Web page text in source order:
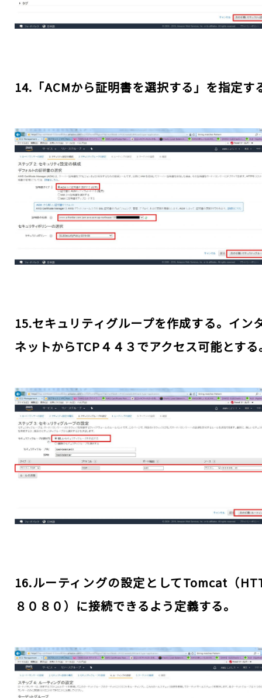
14.「ACMから証明書を選択する」を指定す
15.セキュリティグループを作成する。イン
ネットからTCP４４３でアクセス可能とする
16.ルーティングの設定としてTomcat（
８０８０）に接続できるよう定義する。